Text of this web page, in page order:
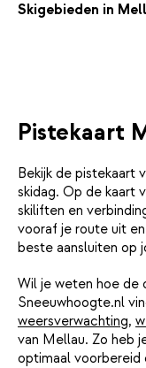
Skigebieden in
Pistekaart
Bekijk de pistekaart
skidag. Op de kaart
skiliften en
vooraf je route uit
beste aansluiten op
Wil je weten hoe de
Sneeuwhoogte.nl
weersverwachting,
van Mellau. Zo heb
optimaal voorbereid